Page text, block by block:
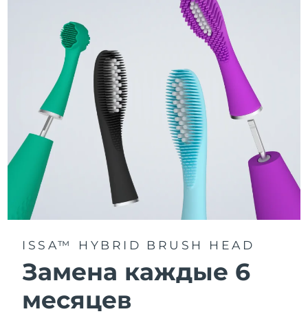
3 режима чистки: Deep Clean, Whitening и Sensitive.
Технология Sonic Pulse обеспечивает 11 000
пульсаций в минуту для глубокого и бережного
очищения всей полости рта.
Получите доступ к индивидуальным режимам
чистки через приложение FOREO For You.
ISSA™ HYBRID BRUSH HEAD
Замена каждые 6
месяцев